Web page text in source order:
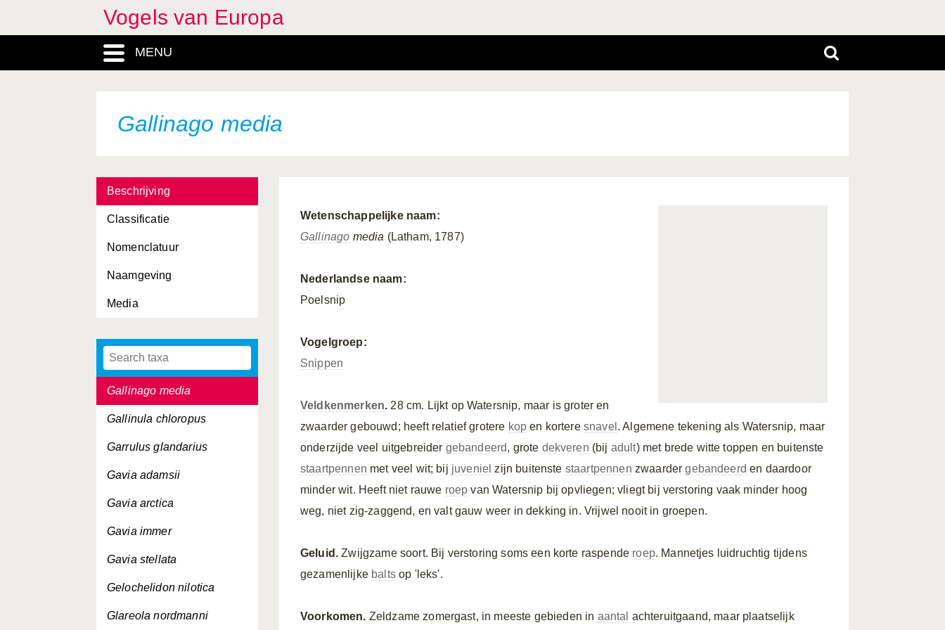
Vogels van Europa
MENU
Gallinago media
Beschrijving
Classificatie
Nomenclatuur
Naamgeving
Media
Ficedula albicollis
Ficedula hypoleuca
Fratercula arctica
Fringilla montifringilla
Fulica atra
Fulica cristata
Fulmarus glacialis
Galerida cristata
Gallinago gallinago
Gallinago media
Gallinula chloropus
Garrulus glandarius
Gavia adamsii
Gavia arctica
Gavia immer
Gavia stellata
Gelochelidon nilotica
Glareola nordmanni
Wetenschappelijke naam:
Gallinago media (Latham, 1787)
Nederlandse naam:
Poelsnip
Vogelgroep:
Snippen
Veldkenmerken. 28 cm. Lijkt op Watersnip, maar is groter en
zwaarder gebouwd; heeft relatief grotere kop en kortere snavel . Algemene tekening als Watersnip, maar
onderzijde veel uitgebreider gebandeerd, grote dekveren (bij adult) met brede witte toppen en buitenste
staartpennen met veel wit; bij juveniel zijn buitenste staartpennen zwaardergebandeerd en daardoor
minder wit. Heeft niet rauwe roep van Watersnip bij opvliegen; vliegt bij verstoring vaak minder hoog
weg, niet zig-zaggend, en valt gauw weer in dekking in. Vrijwel nooit in groepen.
Geluid. Zwijgzame soort. Bij verstoring soms een korte raspende roep. Mannetjes luidruchtig tijdens
gezamenlijke baltsop 'leks'.
Voorkomen. Zeldzame zomergast, in meeste gebieden in aantal achteruitgaand, maar plaatselijk